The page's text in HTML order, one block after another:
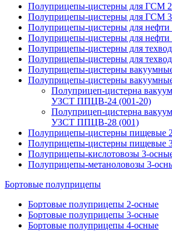
Полуприцепы-цистерны для ГСМ
Полуприцепы-цистерны для ГСМ
Полуприцепы-цистерны для нефти
Полуприцепы-цистерны для нефти
Полуприцепы-цистерны для
Полуприцепы-цистерны для
Полуприцепы-цистерны
Полуприцепы-цистерны
Полуприцеп-цистерна
УЗСТ ППЦВ-24 (001-20)
Полуприцеп-цистерна
УЗСТ ППЦВ-28 (001)
Полуприцепы-цистерны пищевые
Полуприцепы-цистерны пищевые
Полуприцепы-кислотовозы 3-
Полуприцепы-метаноловозы 3-
Бортовые полуприцепы
Бортовые полуприцепы 2-осные
Бортовые полуприцепы 3-осные
Бортовые полуприцепы 4-осные